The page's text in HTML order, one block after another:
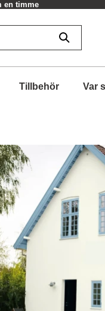
en timme
Tillbehör Var